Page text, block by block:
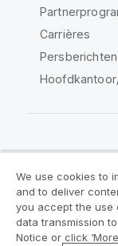
Carrières
Persberichten
Juridische
We use cookies to
and to deliver
you accept the use
data transmission
Notice or click